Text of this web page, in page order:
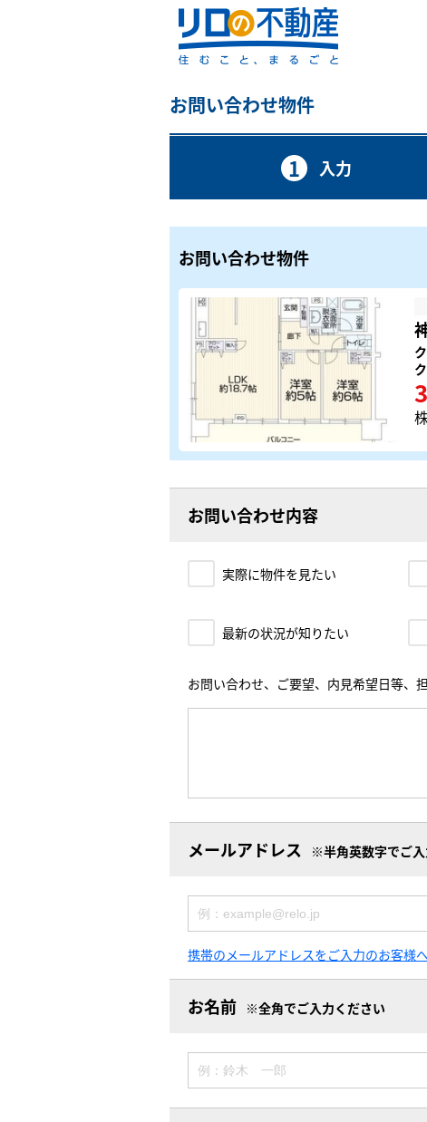
お問い合わせ物件
1 入力
お問い合わせ物件
お問い合わせ内容
実際に物件を見たい
最新の状況が知りたい
お問い合わせ、ご要望、内見希望日等、
メールアドレス ※半角英数字でご
携帯のメールアドレスをご入力のお客様へ
お名前 ※全角でご入力ください